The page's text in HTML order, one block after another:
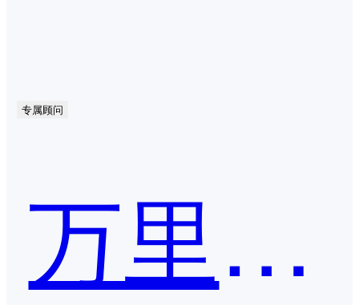
专属顾问
万里牛跨境ERP